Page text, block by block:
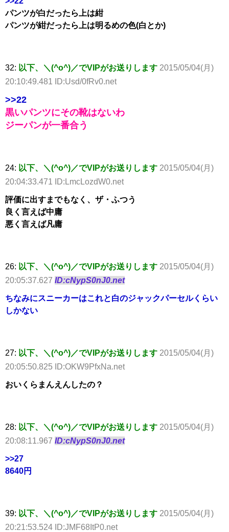
パンツが白だったら上は紺
パンツが紺だったら上は明るめの色(白とか)
32: 以下、＼(^o^)／でVIPがお送りします 2015/05/04(月)
20:10:49.481 ID:Usd/0fRv0.net
>>22
黒いパンツにその靴はないわ
ジーパンが一番合う
24: 以下、＼(^o^)／でVIPがお送りします 2015/05/04(月)
20:04:33.471 ID:LmcLozdW0.net
評価に出すまでもなく、ザ・ふつう
良く言えば中庸
悪く言えば凡庸
26: 以下、＼(^o^)／でVIPがお送りします 2015/05/04(月)
20:05:37.627 ID:cNypS0nJ0.net
ちなみにスニーカーはこれと白のジャックパーセルくらい
しかない
27: 以下、＼(^o^)／でVIPがお送りします 2015/05/04(月)
20:05:50.825 ID:OKW9PfxNa.net
おいくらまんえんしたの？
28: 以下、＼(^o^)／でVIPがお送りします 2015/05/04(月)
20:08:11.967 ID:cNypS0nJ0.net
>>27
8640円
39: 以下、＼(^o^)／でVIPがお送りします 2015/05/04(月)
20:21:53.524 ID:JMF68ItP0.net